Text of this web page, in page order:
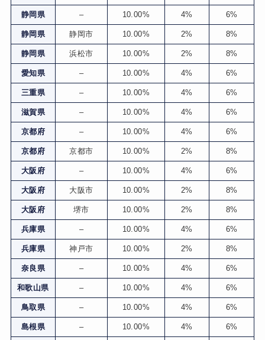
静岡県 – 10.00% 4% 6%
静岡県 静岡市 10.00% 2% 8%
静岡県 浜松市 10.00% 2% 8%
愛知県 – 10.00% 4% 6%
三重県 – 10.00% 4% 6%
滋賀県 – 10.00% 4% 6%
京都府 – 10.00% 4% 6%
京都府 京都市 10.00% 2% 8%
大阪府 – 10.00% 4% 6%
大阪府 大阪市 10.00% 2% 8%
大阪府 堺市 10.00% 2% 8%
兵庫県 – 10.00% 4% 6%
兵庫県 神戸市 10.00% 2% 8%
奈良県 – 10.00% 4% 6%
和歌山県 – 10.00% 4% 6%
鳥取県 – 10.00% 4% 6%
島根県 – 10.00% 4% 6%